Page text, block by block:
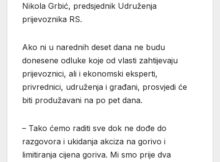
Nikola Grbić, predsjednik Udruženja
prijevoznika RS.
Ako ni u narednih deset dana ne budu
donesene odluke koje od vlasti zahtijevaju
prijevoznici, ali i ekonomski eksperti,
privrednici, udruženja i građani, prosvjedi će
biti produžavani na po pet dana.
– Tako ćemo raditi sve dok ne dođe do
razgovora i ukidanja akciza na gorivo i
limitiranja cijena goriva. Mi smo prije dva